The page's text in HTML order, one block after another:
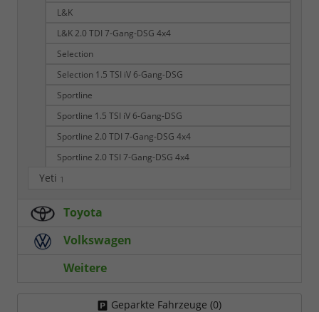
L&K
L&K 2.0 TDI 7-Gang-DSG 4x4
Selection
Selection 1.5 TSI iV 6-Gang-DSG
Sportline
Sportline 1.5 TSI iV 6-Gang-DSG
Sportline 2.0 TDI 7-Gang-DSG 4x4
Sportline 2.0 TSI 7-Gang-DSG 4x4
Yeti 1
Toyota
Volkswagen
Weitere
Geparkte Fahrzeuge (0)